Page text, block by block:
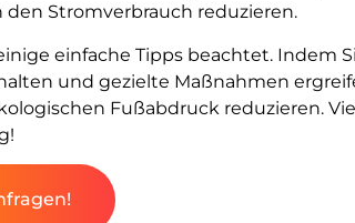
Stromverbrauch reduzieren.
einfache Tipps beachtet. Indem
und gezielte Maßnahmen
Fußabdruck reduzieren.